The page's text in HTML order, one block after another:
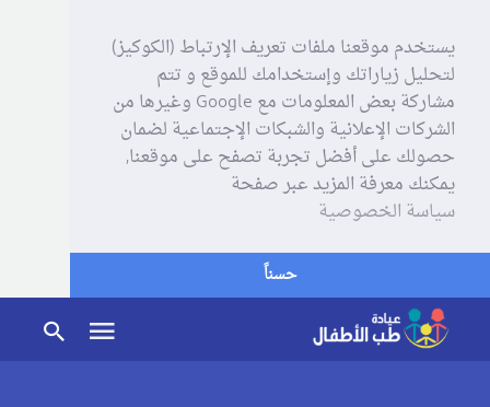
يستخدم موقعنا ملفات تعريف الإرتباط (الكوكيز)
لتحليل زياراتك وإستخدامك للموقع و تتم
مشاركة بعض المعلومات مع Google وغيرها من
الشركات الإعلانية والشبكات الإجتماعية لضمان
حصولك على أفضل تجربة تصفح على موقعنا,
يمكنك معرفة المزيد عبر صفحة
سياسة الخصوصية
حسناً